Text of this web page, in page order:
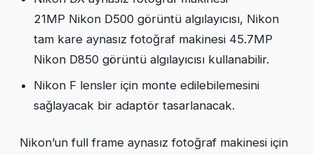
21MP Nikon D500 görüntü algılayıcısı, Nikon
tam kare aynasız fotoğraf makinesi 45.7MP
Nikon D850 görüntü algılayıcısı kullanabilir.
Nikon F lensler için monte edilebilemesini
sağlayacak bir adaptör tasarlanacak.
Nikon’un full frame aynasız fotoğraf makinesi için